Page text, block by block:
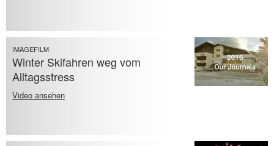
IMAGEFILM
Winter Skifahren weg vom
Alltagsstress
Video ansehen